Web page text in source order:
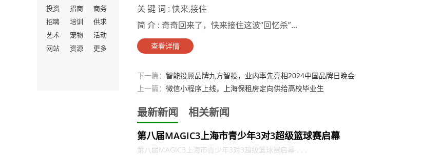
投资
招商
商务
招聘
培训
供求
艺术
宠物
活动
网站
资源 更多
关 键 词 : 快来,接住
简 介 : 奇奇回来了，快来接住这波“回忆杀”...
查看详情
下一篇： 智能投顾品牌九方智投，业内率先亮相2024中国品牌日晚会
上一篇： 微信小程序上线，上海保租房定向供给高校毕业生
最新新闻 相关新闻
第八届MAGIC3上海市青少年3对3超级篮球赛启幕
第八届MAGIC3上海市青少年3对3超级篮球赛启幕 . . .